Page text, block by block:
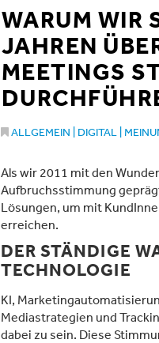
WARUM WIR
JAHREN
MEETINGS
ALLGEMEIN DIGITAL|
Als wir 2011 mit den
Aufbruchsstimmung
Lösungen, um mit
erreichen.
DER STÄNDIGE
TECHNOLOGIE
KI,
Mediastrategien und
dabei zu sein. Diese